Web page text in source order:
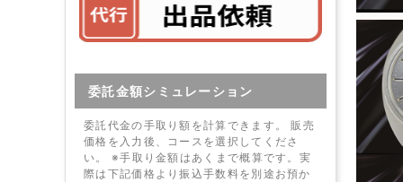
委託金額シミュレーション
委託代金の手取り額を計算できます。 販売
価格を入力後、コースを選択してくださ
い。 ※手取り金額はあくまで概算です。実
際は下記価格より振込手数料を別途お預か